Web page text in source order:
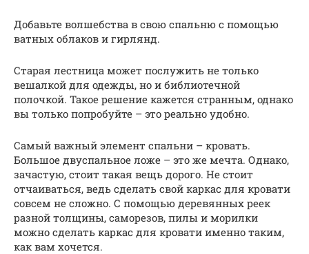
Добавьте волшебства в свою спальню с помощью
ватных облаков и гирлянд.
Старая лестница может послужить не только
вешалкой для одежды, но и библиотечной
полочкой. Такое решение кажется странным, однако
вы только попробуйте – это реально удобно.
Самый важный элемент спальни – кровать.
Большое двуспальное ложе – это же мечта. Однако,
зачастую, стоит такая вещь дорого. Не стоит
отчаиваться, ведь сделать свой каркас для кровати
совсем не сложно. С помощью деревянных реек
разной толщины, саморезов, пилы и морилки
можно сделать каркас для кровати именно таким,
как вам хочется.